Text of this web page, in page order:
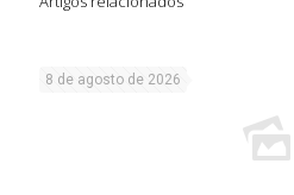
8 de agosto de 2026